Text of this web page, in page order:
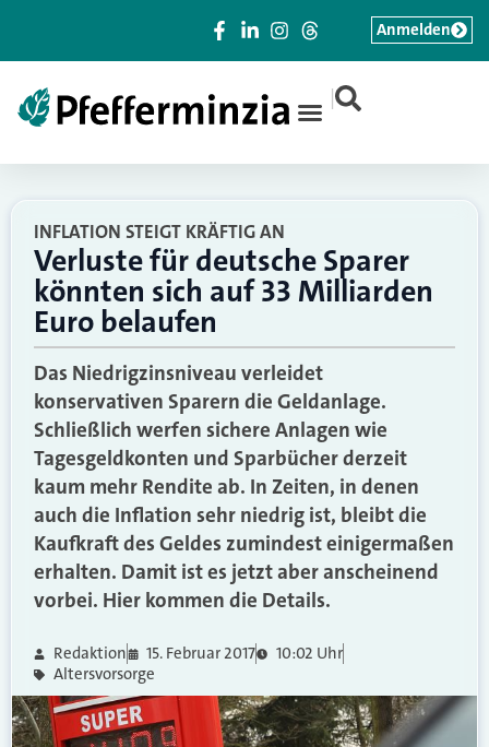
|
Anmelden
INFLATION STEIGT KRÄFTIG AN
Verluste für deutsche Sparer
könnten sich auf 33 Milliarden
Euro belaufen
Das Niedrigzinsniveau verleidet
konservativen Sparern die Geldanlage.
Schließlich werfen sichere Anlagen wie
Tagesgeldkonten und Sparbücher derzeit
kaum mehr Rendite ab. In Zeiten, in denen
auch die Inflation sehr niedrig ist, bleibt die
Kaufkraft des Geldes zumindest einigermaßen
erhalten. Damit ist es jetzt aber anscheinend
vorbei. Hier kommen die Details.
Redaktion 15. Februar 2017
10:02 Uhr
Altersvorsorge